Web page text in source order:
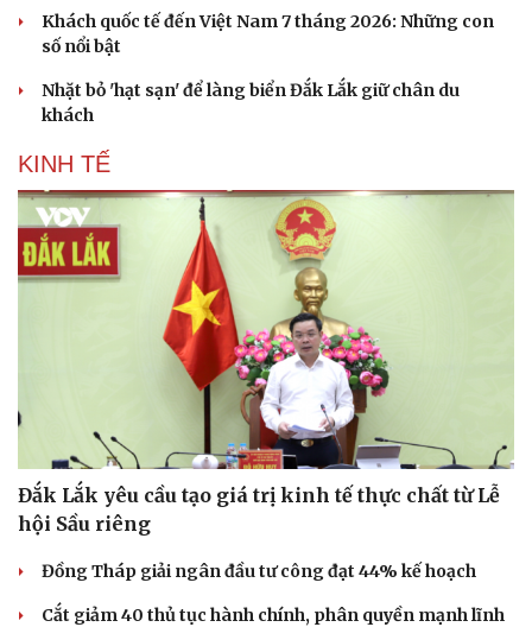
Di sản
Khách quốc tế đến Việt Nam 7 tháng 2026: Những con
số nổi bật
Nhặt bỏ 'hạt sạn' để làng biển Đắk Lắk giữ chân du
khách
KINH TẾ
Đắk Lắk yêu cầu tạo giá trị kinh tế thực chất từ Lễ
hội Sầu riêng
Đồng Tháp giải ngân đầu tư công đạt 44% kế hoạch
Cắt giảm 40 thủ tục hành chính, phân quyền mạnh lĩnh